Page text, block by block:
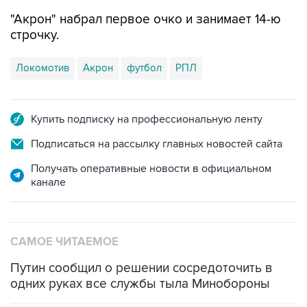
"Акрон" набрал первое очко и занимает 14-ю
строчку.
Локомотив Акрон футбол РПЛ
Купить подписку на профессиональную ленту
Подписаться на рассылку главных новостей сайта
Получать оперативные новости в официальном
канале
САМОЕ ЧИТАЕМОЕ
Путин сообщил о решении сосредоточить в
одних руках все службы тыла Минобороны